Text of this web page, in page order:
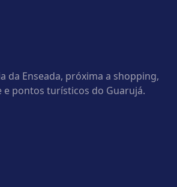
da Enseada, próxima a shopping,
e pontos turísticos do Guarujá.